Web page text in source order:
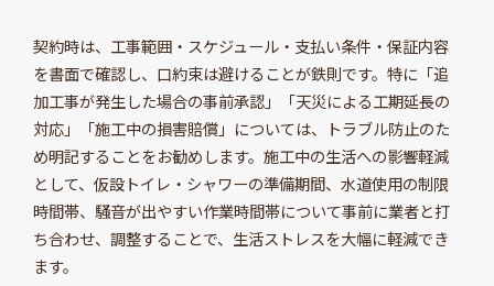
契約時は、工事範囲・スケジュール・支払い条件・保証内容
を書面で確認し、口約束は避けることが鉄則です。特に「追
加工事が発生した場合の事前承認」「天災による工期延長の
対応」「施工中の損害賠償」については、トラブル防止のた
め明記することをお勧めします。施工中の生活への影響軽減
として、仮設トイレ・シャワーの準備期間、水道使用の制限
時間帯、騒音が出やすい作業時間帯について事前に業者と打
ち合わせ、調整することで、生活ストレスを大幅に軽減でき
ます。